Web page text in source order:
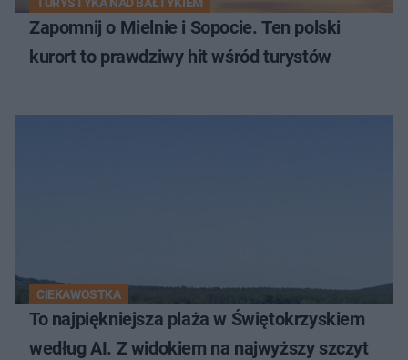
Zapomnij o Mielnie i Sopocie. Ten polski
kurort to prawdziwy hit wśród turystów
CIEKAWOSTKA
To najpiękniejsza plaża w Świętokrzyskiem
według AI. Z widokiem na najwyższy szczyt